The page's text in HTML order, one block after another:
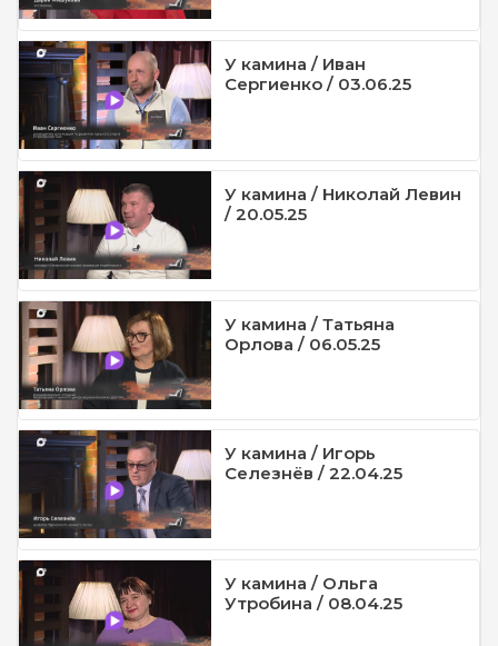
У камина / Иван
Сергиенко / 03.06.25
У камина / Николай Левин
/ 20.05.25
У камина / Татьяна
Орлова / 06.05.25
У камина / Игорь
Селезнёв / 22.04.25
У камина / Ольга
Утробина / 08.04.25